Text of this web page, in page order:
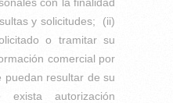
y solicitudes; (ii)
o tramitar su
comercial por
puedan resultar de su
exista autorización